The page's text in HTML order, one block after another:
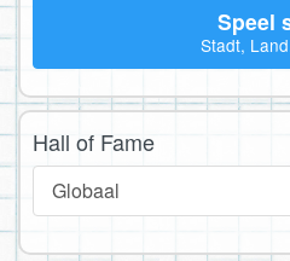
Speel
Stadt,
Hall of Fame
Globaal